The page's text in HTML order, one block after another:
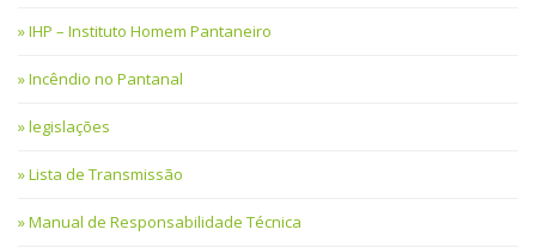
IHP – Instituto Homem Pantaneiro
Incêndio no Pantanal
legislações
Lista de Transmissão
Manual de Responsabilidade Técnica